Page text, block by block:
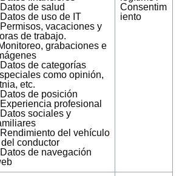
Datos de salud
Datos de uso de IT
Permisos, vacaciones y
de trabajo.
grabaciones e
Datos de categorías
como opinión,
etc.
Datos de posición
Experiencia profesional
Datos sociales y
Rendimiento del vehículo
conductor
Datos de navegación
Consentim
iento